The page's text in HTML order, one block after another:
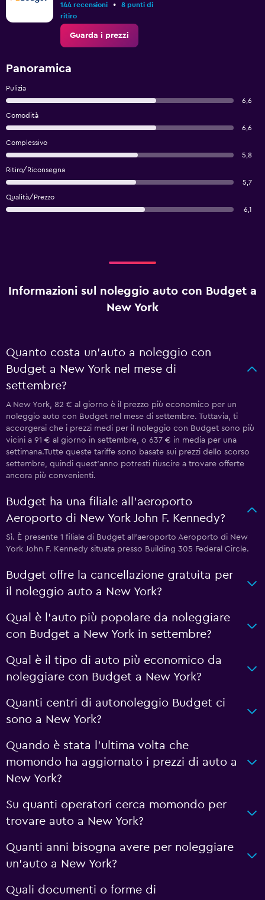
144 recensioni •
8 punti di
ritiro
Guarda i prezzi
Panoramica
Pulizia
6,6
Comodità
6,6
Complessivo
5,8
Ritiro/Riconsegna
5,7
Qualità/Prezzo
6,1
Informazioni sul noleggio auto con Budget a
New York
Quanto costa un'auto a noleggio con
Budget a New York nel mese di
settembre?
A New York, 82 € al giorno è il prezzo più economico per un
noleggio auto con Budget nel mese di settembre. Tuttavia, ti
accorgerai che i prezzi medi per il noleggio con Budget sono più
vicini a 91 € al giorno in settembre, o 637 € in media per una
settimana.Tutte queste tariffe sono basate sui prezzi dello scorso
settembre, quindi quest'anno potresti riuscire a trovare offerte
ancora più convenienti.
Budget ha una filiale all'aeroporto
Aeroporto di New York John F. Kennedy?
Sì. È presente 1 filiale di Budget all'aeroporto Aeroporto di New
York John F. Kennedy situata presso Building 305 Federal Circle.
Budget offre la cancellazione gratuita per
il noleggio auto a New York?
Qual è l'auto più popolare da noleggiare
con Budget a New York in settembre?
Qual è il tipo di auto più economico da
noleggiare con Budget a New York?
Quanti centri di autonoleggio Budget ci
sono a New York?
Quando è stata l'ultima volta che
momondo ha aggiornato i prezzi di auto a
New York?
Su quanti operatori cerca momondo per
trovare auto a New York?
Quanti anni bisogna avere per noleggiare
un'auto a New York?
Quali documenti o forme di